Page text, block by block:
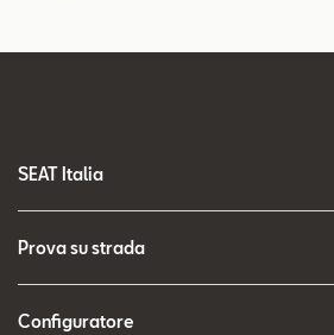
SEAT Italia
Prova su strada
Configuratore